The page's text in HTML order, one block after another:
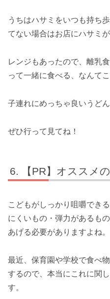
うちはハサミをいつも持ち
てない場合はお店にハサミ
レンジもあったので、離乳
って一緒に食べる、なんて
子連れにめっちゃ良いうど
ぜひ行って見てね！
【PR】オススメ
こどもがしっかり咀嚼でき
にくいもの・弾力があるも
あげる必要がありますよね。
最近、保育園や学校で食べ
するので、本当にこれに関
す。